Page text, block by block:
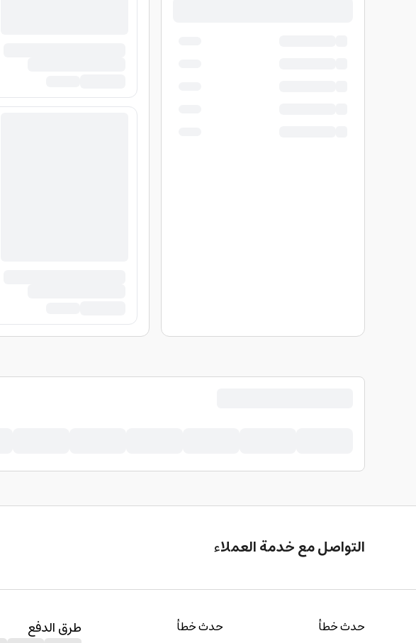
التواصل مع خدمة العملاء
حدث خطأ حدث خطأ طرق الدفع